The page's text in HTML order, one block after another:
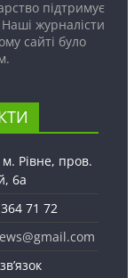
підтримує
журналісти
сайті було
м. Рівне, пров.
6а
71 72